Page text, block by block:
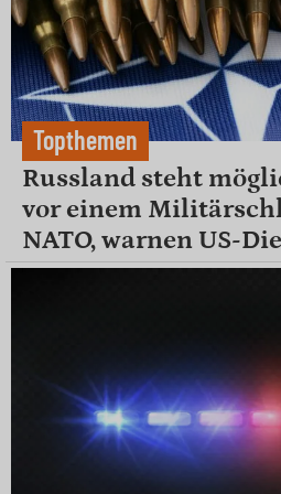
Topthemen
Russland steht
vor einem
NATO, warnen US-